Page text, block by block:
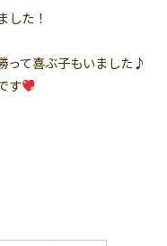
した！
って喜ぶ子もいました♪
す